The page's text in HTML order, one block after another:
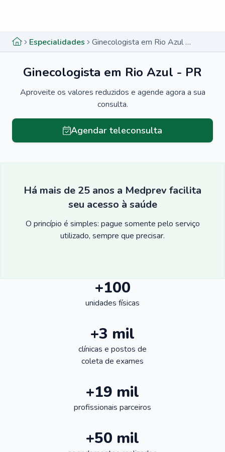
Especialidades Ginecologista em Rio Azul - PR
Ginecologista em Rio Azul - PR
Aproveite os valores reduzidos e agende agora a sua
consulta.
Agendar teleconsulta
Há mais de 25 anos a Medprev facilita
seu acesso à saúde
O princípio é simples: pague somente pelo serviço
utilizado, sempre que precisar.
+100
unidades físicas
+3 mil
clínicas e postos de
coleta de exames
+19 mil
profissionais parceiros
+50 mil